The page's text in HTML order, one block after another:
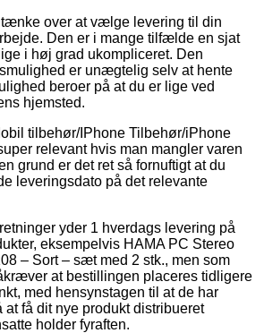
over at vælge levering til din
Den er i mange tilfælde en sjat
i høj grad ukompliceret. Den
er unægtelig selv at hente
beroer på at du er lige ved
hjemsted.
tilbehør/IPhone Tilbehør/iPhone
relevant hvis man mangler varen
grund er det ret så fornuftigt at du
leveringsdato på det relevante
yder 1 hverdags levering på
eksempelvis HAMA PC Stereo
– Sort – sæt med 2 stk., men som
at bestillingen placeres tidligere
med hensynstagen til at de har
at få dit nye produkt distribueret
holder fyraften.